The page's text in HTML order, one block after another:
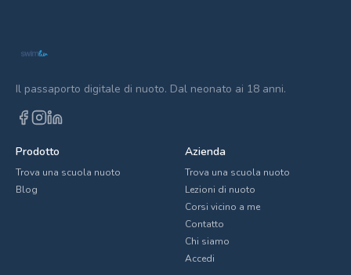
Il passaporto digitale di nuoto. Dal neonato ai 18 anni.
Prodotto
Trova una scuola nuoto
Blog
Azienda
Trova una scuola nuoto
Lezioni di nuoto
Corsi vicino a me
Contatto
Chi siamo
Accedi